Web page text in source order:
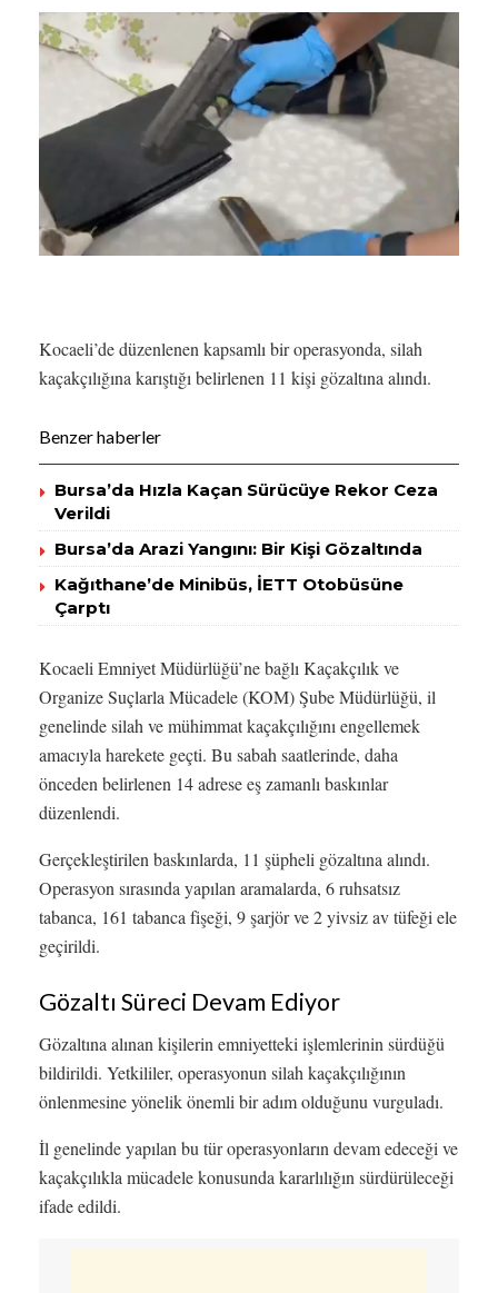
Kocaeli’de düzenlenen kapsamlı bir operasyonda, silah
kaçakçılığına karıştığı belirlenen 11 kişi gözaltına alındı.
Benzer haberler
Bursa’da Hızla Kaçan Sürücüye Rekor Ceza
Verildi
Bursa’da Arazi Yangını: Bir Kişi Gözaltında
Kağıthane’de Minibüs, İETT Otobüsüne
Çarptı
Kocaeli Emniyet Müdürlüğü’ne bağlı Kaçakçılık ve
Organize Suçlarla Mücadele (KOM) Şube Müdürlüğü, il
genelinde silah ve mühimmat kaçakçılığını engellemek
amacıyla harekete geçti. Bu sabah saatlerinde, daha
önceden belirlenen 14 adrese eş zamanlı baskınlar
düzenlendi.
Gerçekleştirilen baskınlarda, 11 şüpheli gözaltına alındı.
Operasyon sırasında yapılan aramalarda, 6 ruhsatsız
tabanca, 161 tabanca fişeği, 9 şarjör ve 2 yivsiz av tüfeği ele
geçirildi.
Gözaltı Süreci Devam Ediyor
Gözaltına alınan kişilerin emniyetteki işlemlerinin sürdüğü
bildirildi. Yetkililer, operasyonun silah kaçakçılığının
önlenmesine yönelik önemli bir adım olduğunu vurguladı.
İl genelinde yapılan bu tür operasyonların devam edeceği ve
kaçakçılıkla mücadele konusunda kararlılığın sürdürüleceği
ifade edildi.